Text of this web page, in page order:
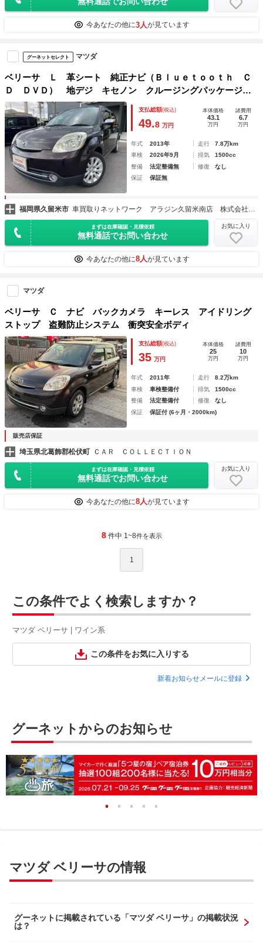
今あなたの他に3人が見ています
グーネットセレクト マツダ
ベリーサ Ｌ 革シート 純正ナビ（Ｂｌｕｅｔｏｏｔｈ Ｃ
Ｄ ＤＶＤ） 地デジ キセノン クルージングパッケージ
スマートキー ＥＴＣ
支払総額(税込)
49.8 万円
本体価格
43.1
万円
諸費用
6.7
万円
年式 2013年 走行
7.8万km
車検
2026年9月 排気
1500cc
整備
法定整備無 修復
なし
保証
保証無
福岡県久留米市 車買取りネットワーク アラジン久留米南店 株式会社Ａｌｉｖｅ
まずは在庫確認・見積依頼
無料通話でお問い合わせ
お気に入り
今あなたの他に8人が見ています
マツダ
ベリーサ Ｃ ナビ バックカメラ キーレス アイドリング
ストップ 盗難防止システム 衝突安全ボディ
支払総額(税込)
35 万円
本体価格
25
万円
諸費用
10
万円
年式 2011年 走行
8.2万km
車検
車検整備付 排気
1500cc
整備
法定整備付 修復
なし
保証
保証付 (6ヶ月・2000km)
販売店保証
埼玉県北葛飾郡松伏町 ＣＡＲ ＣＯＬＬＥＣＴＩＯＮ
まずは在庫確認・見積依頼
無料通話でお問い合わせ
お気に入り
今あなたの他に8人が見ています
8 件中 1~8件を表示
1
この条件でよく検索しますか？
マツダ ベリーサ | ワイン系
この条件をお気に入りする
新着お知らせメールに登録
グーネットからのお知らせ
マツダ ベリーサの情報
グーネットに掲載されている「マツダ ベリーサ」の掲載状況
は？